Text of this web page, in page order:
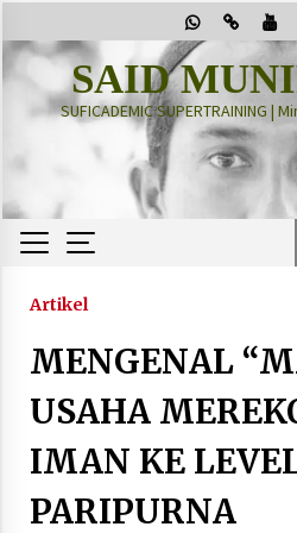
to
content
SAID
SUFICADEMIC SUPERTRAINING
Terbaru
“Thuma’ninah”:
2 months ago
2 months ago
Artikel
MENGENAL
USAHA
IMAN KE
PARIPURNA